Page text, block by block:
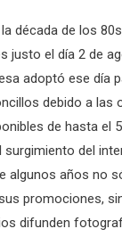
década de los
justo el día 2 de
adoptó ese día
debido a las
de hasta el
surgimiento del
algunos años no
promociones,
difunden